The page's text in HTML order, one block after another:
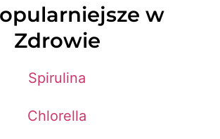
w
Zdrowie
Spirulina
Chlorella